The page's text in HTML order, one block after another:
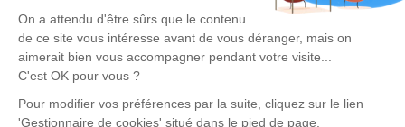
Nos Services
Organiser des obsèques
Monuments funéraires
Services aux familles
Liens utiles
Avis de décès
Demande de rendez-vous en
Nos réseaux sociaux